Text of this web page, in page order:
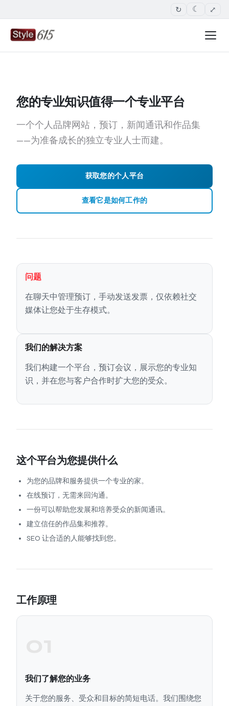
↻ ☾ ⤢
您的专业知识值得一个专业平台
一个个人品牌网站，预订，新闻通讯和作品集
——为准备成长的独立专业人士而建。
获取您的个人平台
查看它是如何工作的
问题
在聊天中管理预订，手动发送发票，仅依赖社交
媒体让您处于生存模式。
我们的解决方案
我们构建一个平台，预订会议，展示您的专业知
识，并在您与客户合作时扩大您的受众。
这个平台为您提供什么
为您的品牌和服务提供一个专业的家。
在线预订，无需来回沟通。
一份可以帮助您发展和培养受众的新闻通讯。
建立信任的作品集和推荐。
SEO 让合适的人能够找到您。
工作原理
我们了解您的业务
关于您的服务、受众和目标的简短电话。我们围绕您